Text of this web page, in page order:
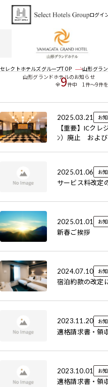
ログイ
山形グランドホテルのお知らせ
セレクトホテルズグループTOP 山形グラ
全9件中 1件～9件を
2025.03.21 お
【重要】ICク
ﾝ）廃止 およ
2025.01.06 お
サービス料改定
2025.01.01 お
新春ご挨拶
2024.07.10 お
宿泊約款の改定
2023.11.20 お
適格請求書・領
2023.10.01 お
適格請求書・領